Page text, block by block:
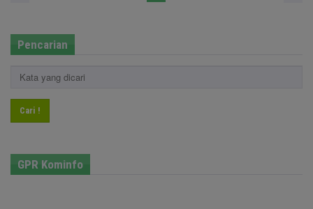
Pencarian
Cari !
GPR Kominfo